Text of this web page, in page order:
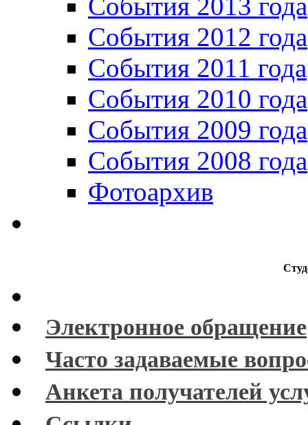
События 2013 года
События 2012 года
События 2011 года
События 2010 года
События 2009 года
События 2008 года
Фотоархив
Электронное обращение
Часто задаваемые
Анкета получателей